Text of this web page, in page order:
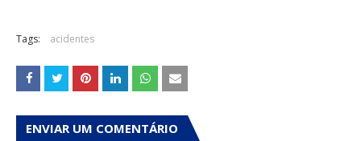
Tags: acidentes
ENVIAR UM COMENTÁRIO